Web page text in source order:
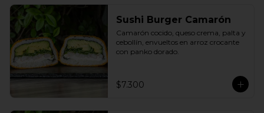
Sushi Burger Camarón
Camarón cocido, queso crema, palta y
cebollín, envueltos en arroz crocante
con panko dorado.
$7.300